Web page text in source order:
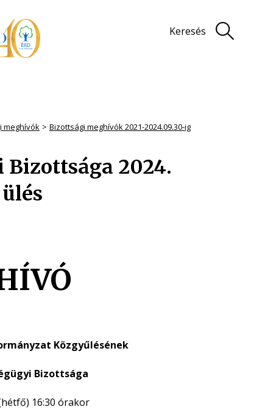
Keresés
meghívók
Bizottsági meghívók 2021-2024.09.30-ig
Bizottsága 2024.
Közgyűlésének
Bizottsága
16:30 órakor